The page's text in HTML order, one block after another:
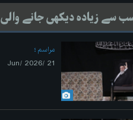
سے زیادہ دیکھی جانے والی
مراسم
21 /Jun/ 2026